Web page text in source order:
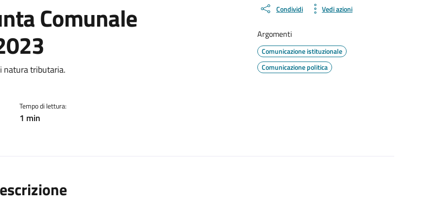
Comunale
natura tributaria.
Tempo di lettura:
1 min
Condividi Vedi azioni
Argomenti
Comunicazione istituzionale
Comunicazione politica